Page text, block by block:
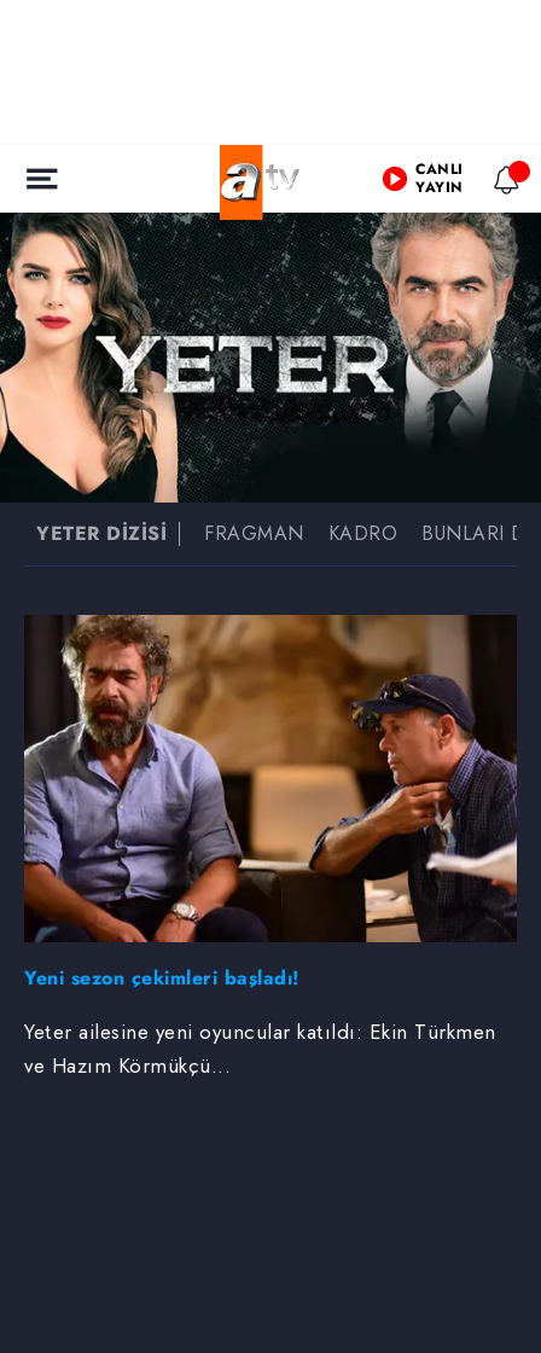
CANLI
YAYIN
YETER DİZİSİ FRAGMAN KADRO BUNLARI
Yeni sezon çekimleri başladı!
Yeter ailesine yeni oyuncular katıldı: Ekin Türkmen
ve Hazım Körmükçü...